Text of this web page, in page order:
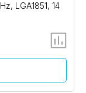
LGA1851, 14